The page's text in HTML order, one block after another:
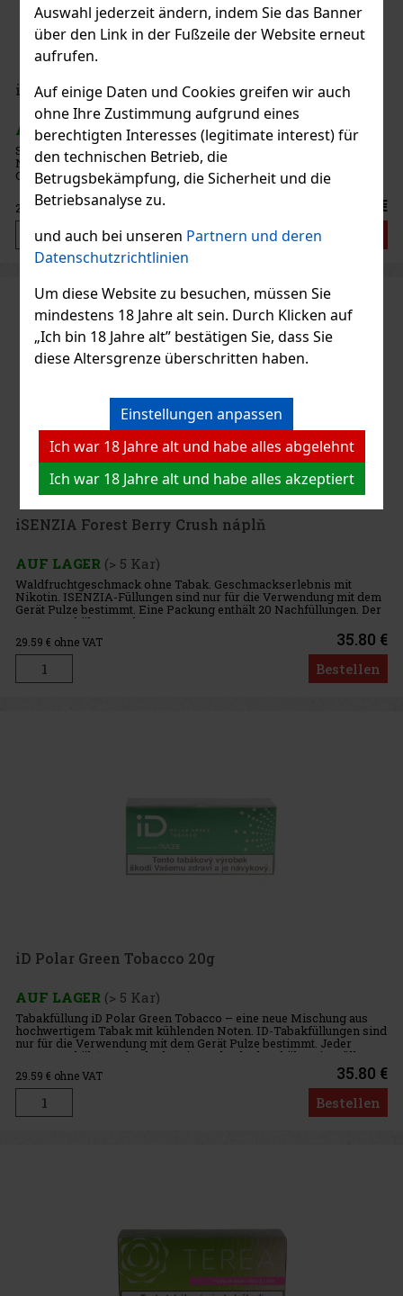
Auswahl jederzeit ändern, indem Sie das Banner
über den Link in der Fußzeile der Website erneut
aufrufen.
Auf einige Daten und Cookies greifen wir auch
ohne Ihre Zustimmung aufgrund eines
berechtigten Interesses (legitimate interest) für
den technischen Betrieb, die
Betrugsbekämpfung, die Sicherheit und die
Betriebsanalyse zu.
und auch bei unseren Partnern und deren
Datenschutzrichtlinien
Um diese Website zu besuchen, müssen Sie
mindestens 18 Jahre alt sein. Durch Klicken auf
„Ich bin 18 Jahre alt” bestätigen Sie, dass Sie
diese Altersgrenze überschritten haben.
Einstellungen anpassen
Ich war 18 Jahre alt und habe alles abgelehnt
Ich war 18 Jahre alt und habe alles akzeptiert
iSENZIA Summer Watermelon Crush náplň
AUF LAGER(> 5 Kar)
Süßer Melonengeschmack ohne Tabak. Geschmackserlebnis mit
Nikotin. ISENZIA-Füllungen sind nur für die Verwendung mit dem
Gerät Pulze bestimmt. Eine Packung enthält 20 Nachfüllungen. Der
Karton enthält 10 Packungen.
29.59€ ohne VAT 35.80 €
Bestellen
iSENZIA Forest Berry Crush náplň
AUF LAGER (> 5 Kar)
Waldfruchtgeschmack ohne Tabak. Geschmackserlebnis mit
Nikotin. ISENZIA-Füllungen sind nur für die Verwendung mit dem
Gerät Pulze bestimmt. Eine Packung enthält 20 Nachfüllungen. Der
Karton enthält 10 Packungen.
29.59 € ohne VAT 35.80 €
Bestellen
iD Polar Green Tobacco 20g
AUF LAGER (> 5 Kar)
Tabakfüllung iD Polar Green Tobacco – eine neue Mischung aus
hochwertigem Tabak mit kühlenden Noten. ID-Tabakfüllungen sind
nur für die Verwendung mit dem Gerät Pulze bestimmt. Jeder
Karton enthält 10 Schachteln. Eine Schachtel enthält 20 iD-Füllunge
29.59 € ohne VAT 35.80 €
Bestellen